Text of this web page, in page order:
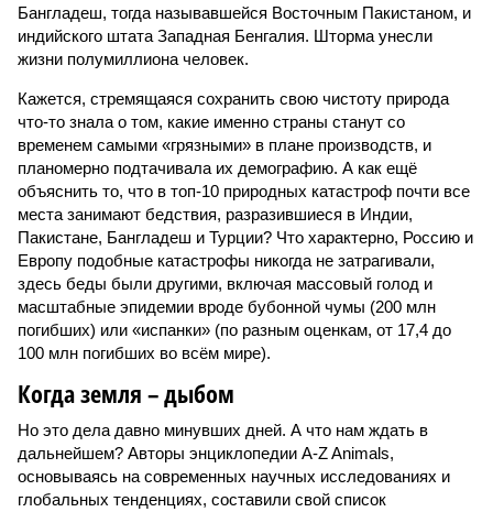
Бангладеш, тогда называвшейся Восточным Пакистаном, и
индийского штата Западная Бенгалия. Шторма унесли
жизни полумиллиона человек.
Кажется, стремящаяся сохранить свою чистоту природа
что-то знала о том, какие именно страны станут со
временем самыми «грязными» в плане производств, и
планомерно подтачивала их демографию. А как ещё
объяснить то, что в топ-10 природных катастроф почти все
места занимают бедствия, разразившиеся в Индии,
Пакистане, Бангладеш и Турции? Что характерно, Россию и
Европу подобные катастрофы никогда не затрагивали,
здесь беды были другими, включая массовый голод и
масштабные эпидемии вроде бубонной чумы (200 млн
погибших) или «испанки» (по разным оценкам, от 17,4 до
100 млн погибших во всём мире).
Когда земля – дыбом
Но это дела давно минувших дней. А что нам ждать в
дальнейшем? Авторы энциклопедии A-Z Animals,
основываясь на современных научных исследованиях и
глобальных тенденциях, составили свой список